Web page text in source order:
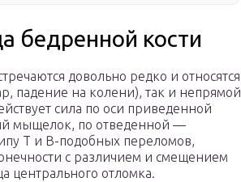
бедренной кости
довольно редко и относятся
падение на колени), так и непрямой
сила по оси приведенной
мыщелок, по отведенной —
Т и В-подобных переломов,
с различием и смещением
отломка.